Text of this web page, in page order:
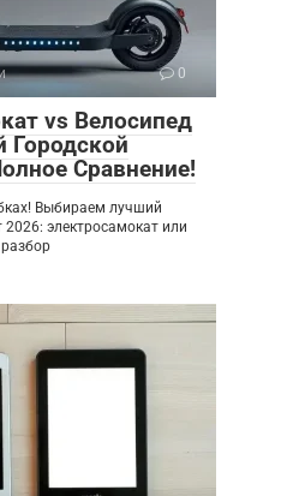
0
vs Велосипед
Городской
Сравнение!
Выбираем лучший
2026: электросамокат или